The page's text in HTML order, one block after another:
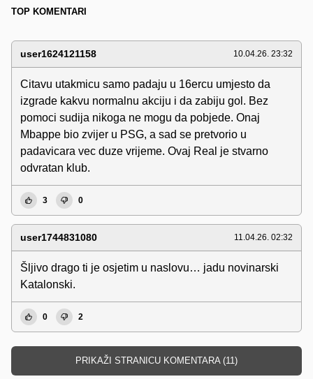
TOP KOMENTARI
user1624121158 10.04.26. 23:32
Citavu utakmicu samo padaju u 16ercu umjesto da
izgrade kakvu normalnu akciju i da zabiju gol. Bez
pomoci sudija nikoga ne mogu da pobjede. Onaj
Mbappe bio zvijer u PSG, a sad se pretvorio u
padavicara vec duze vrijeme. Ovaj Real je stvarno
odvratan klub.
3 0
user1744831080 11.04.26. 02:32
Šljivo drago ti je osjetim u naslovu… jadu novinarski
Katalonski.
0 2
PRIKAŽI STRANICU KOMENTARA (11)